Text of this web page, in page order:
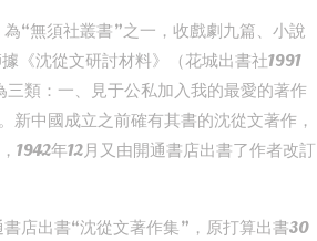
“無須社叢書”之一，收戲劇九篇、小說
《沈從文研討材料》（花城出書社1991
類：一、見于公私加入我的最愛的著作
新中國成立之前確有其書的沈從文著作，
1942年12月又由開通書店出書了作者改訂
店出書“沈從文著作集”，原打算出書30